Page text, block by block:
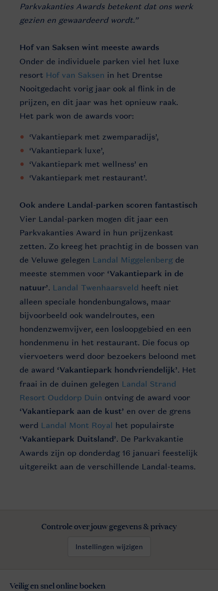
Parkvakanties Awards betekent dat ons werk
gezien en gewaardeerd wordt.”
Hof van Saksen wint meeste awards
Onder de individuele parken viel het luxe
resort Hof van Saksen in het Drentse
Nooitgedacht vorig jaar ook al flink in de
prijzen, en dit jaar was het opnieuw raak.
Het park won de awards voor:
‘Vakantiepark met zwemparadijs’,
‘Vakantiepark luxe’,
‘Vakantiepark met wellness’ en
‘Vakantiepark met restaurant’.
Ook andere Landal-parken scoren fantastisch
Vier Landal-parken mogen dit jaar een
Parkvakanties Award in hun prijzenkast
zetten. Zo kreeg het prachtig in de bossen van
de Veluwe gelegen Landal Miggelenberg de
meeste stemmen voor ‘Vakantiepark in de
natuur’. Landal Twenhaarsveld heeft niet
alleen speciale hondenbungalows, maar
bijvoorbeeld ook wandelroutes, een
hondenzwemvijver, een losloopgebied en een
hondenmenu in het restaurant. Die focus op
viervoeters werd door bezoekers beloond met
de award ‘Vakantiepark hondvriendelijk’. Het
fraai in de duinen gelegen Landal Strand
Resort Ouddorp Duin ontving de award voor
‘Vakantiepark aan de kust’ en over de grens
werd Landal Mont Royal het populairste
‘Vakantiepark Duitsland’. De Parkvakantie
Awards zijn op donderdag 16 januari feestelijk
uitgereikt aan de verschillende Landal-teams.
Controle over jouw gegevens & privacy
Instellingen wijzigen
Veilig en snel online boeken